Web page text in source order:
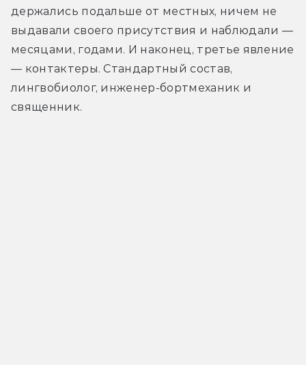
держались подальше от местных, ничем не
выдавали своего присутствия и наблюдали —
месяцами, годами. И наконец, третье явление
— контактеры. Стандартный состав,
лингвобиолог, инженер-бортмеханик и
священник.